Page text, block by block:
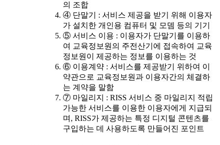
의 조합
④ 단말기 : 서비스 제공을 받기 위해 이용자
가 설치한 개인용 컴퓨터 및 모뎀 등의 기기
⑤ 서비스 이용 : 이용자가 단말기를 이용하
여 교육정보원의 주전산기에 접속하여 교육
정보원이 제공하는 정보를 이용하는 것
⑥ 이용계약 : 서비스를 제공받기 위하여 이
약관으로 교육정보원과 이용자간의 체결하
는 계약을 말함
⑦ 마일리지 : RISS 서비스 중 마일리지 적립
가능한 서비스를 이용한 이용자에게 지급되
며, RISS가 제공하는 특정 디지털 콘텐츠를
구입하는 데 사용하도록 만들어진 포인트